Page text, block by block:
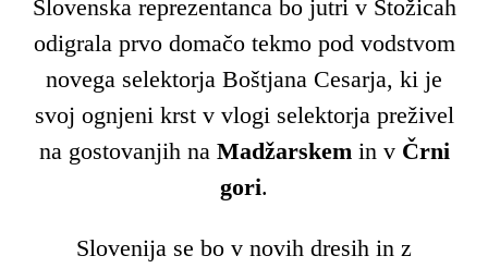
Slovenska reprezentanca bo jutri v Stožicah
odigrala prvo domačo tekmo pod vodstvom
novega selektorja Boštjana Cesarja, ki je
svoj ognjeni krst v vlogi selektorja preživel
na gostovanjih na Madžarskem in v Črni
gori.
Slovenija se bo v novih dresih in z